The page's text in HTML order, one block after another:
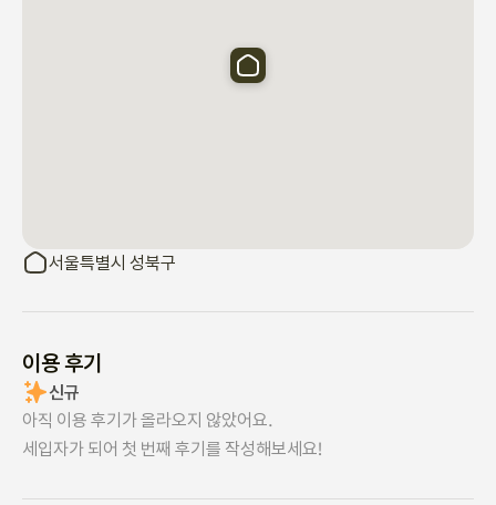
서울특별시 성북구
이용 후기
신규
아직 이용 후기가 올라오지 않았어요.
세입자가 되어 첫 번째 후기를 작성해보세요!